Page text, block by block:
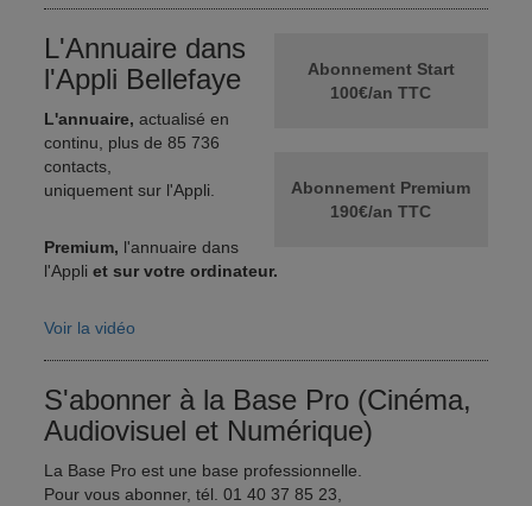
Abonnement Start
100€/an TTC
Abonnement Premium
190€/an TTC
L'Annuaire dans
l'Appli Bellefaye
L'annuaire, actualisé en
continu, plus de 85 736
contacts,
uniquement sur l'Appli.
Premium, l'annuaire dans
l'Appliet sur votre ordinateur.
Voir la vidéo
S'abonner à la Base Pro (Cinéma,
Audiovisuel et Numérique)
La Base Pro est une base professionnelle.
Pour vous abonner, tél. 01 40 37 85 23,